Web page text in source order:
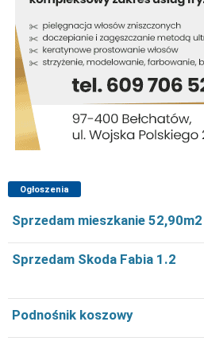
Ogłoszenia
Sprzedam mieszkanie 52,90m2
Sprzedam Skoda Fabia 1.2
Podnośnik koszowy